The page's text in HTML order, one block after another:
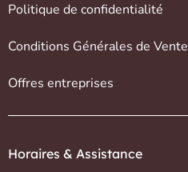
Politique de confidentialité
Conditions Générales de Vente
Offres entreprises
Horaires & Assistance